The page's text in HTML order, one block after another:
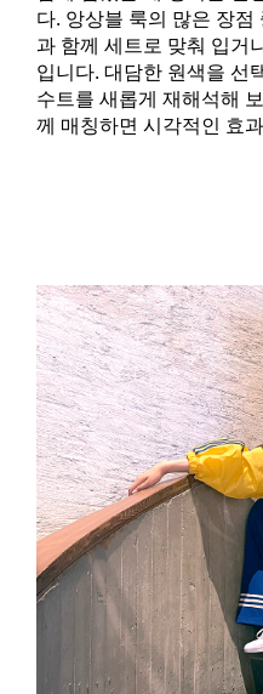
다. 앙상블 룩의 많은 장점
과 함께 세트로 맞춰 입거
입니다. 대담한 원색을 선
수트를 새롭게 재해석해
께 매칭하면 시각적인 효